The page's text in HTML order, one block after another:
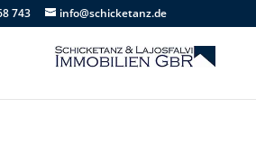
743 info@schicketanz.de